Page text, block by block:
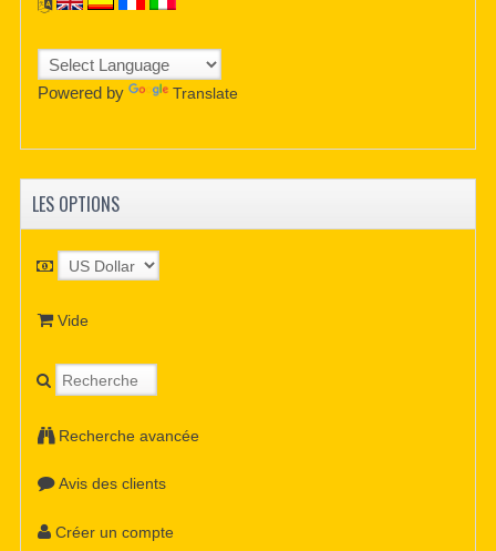
Powered by Translate
LES OPTIONS
Vide
Recherche avancée
Avis des clients
Créer un compte